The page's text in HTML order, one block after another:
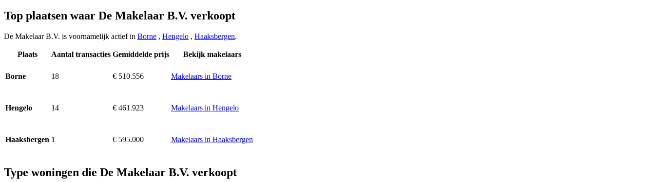
Top plaatsen waar De Makelaar B.V. verkoopt
De Makelaar B.V. is voornamelijk actief in Borne , Hengelo , Haaksbergen.
Plaats Aantal transacties Gemiddelde prijs Bekijk makelaars
Borne 18 € 510.556 Makelaars in Borne
Hengelo 14 € 461.923 Makelaars in Hengelo
Haaksbergen 1 € 595.000 Makelaars in Haaksbergen
Type woningen die De Makelaar B.V. verkoopt